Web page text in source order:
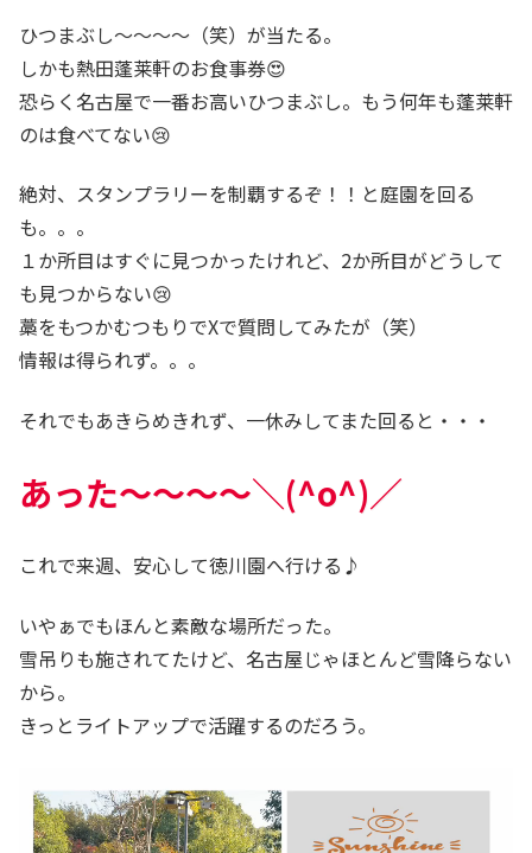
ひつまぶし～～～～（笑）が当たる。
しかも熱田蓬莱軒のお食事券😍
恐らく名古屋で一番お高いひつまぶし。もう何年も蓬莱軒
のは食べてない😢
絶対、スタンプラリーを制覇するぞ！！と庭園を回る
も。。。
１か所目はすぐに見つかったけれど、2か所目がどうして
も見つからない😢
藁をもつかむつもりでXで質問してみたが（笑）
情報は得られず。。。
それでもあきらめきれず、一休みしてまた回ると・・・
あった～～～～＼(^o^)／
これで来週、安心して徳川園へ行ける♪
いやぁでもほんと素敵な場所だった。
雪吊りも施されてたけど、名古屋じゃほとんど雪降らない
から。
きっとライトアップで活躍するのだろう。